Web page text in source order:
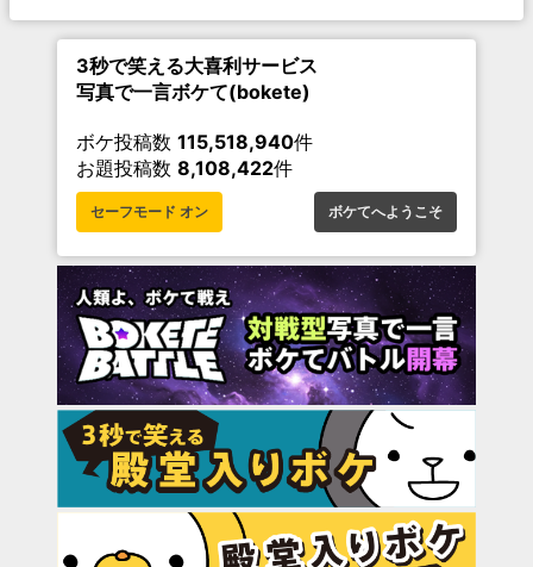
3秒で笑える大喜利サービス
写真で一言ボケて(bokete)
ボケ投稿数 115,518,940件
お題投稿数 8,108,422件
セーフモード オン ボケてへようこそ